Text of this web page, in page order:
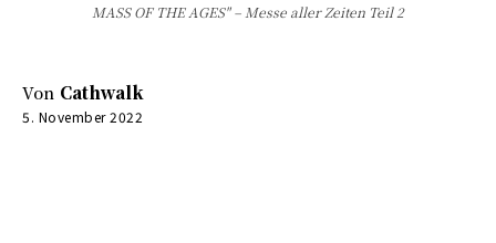
MASS OF THE AGES" – Messe aller Zeiten Teil 2
Von Cathwalk
5. November 2022